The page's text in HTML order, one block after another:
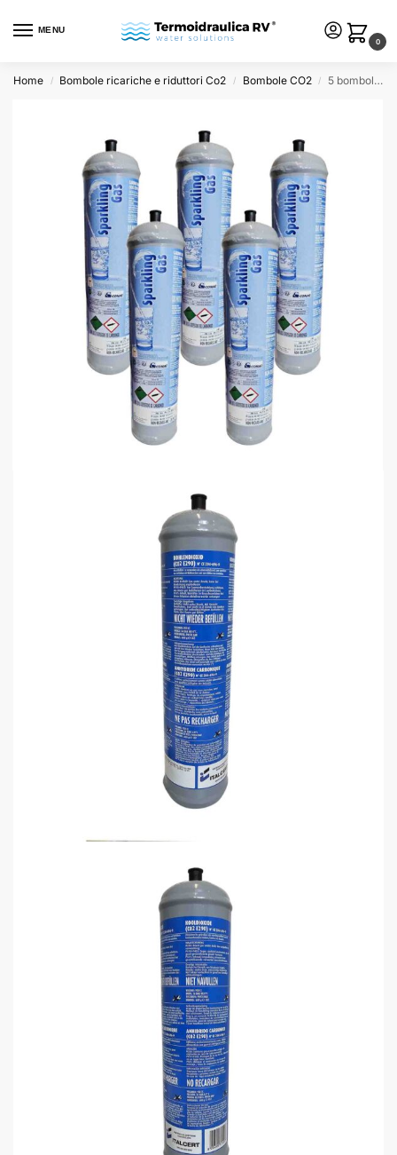
MENU
0
Home / Bombole ricariche e riduttori Co2 / Bombole CO2 / 5 bombole CO2 monouso da 600 gr. e290 per acqua frizzante